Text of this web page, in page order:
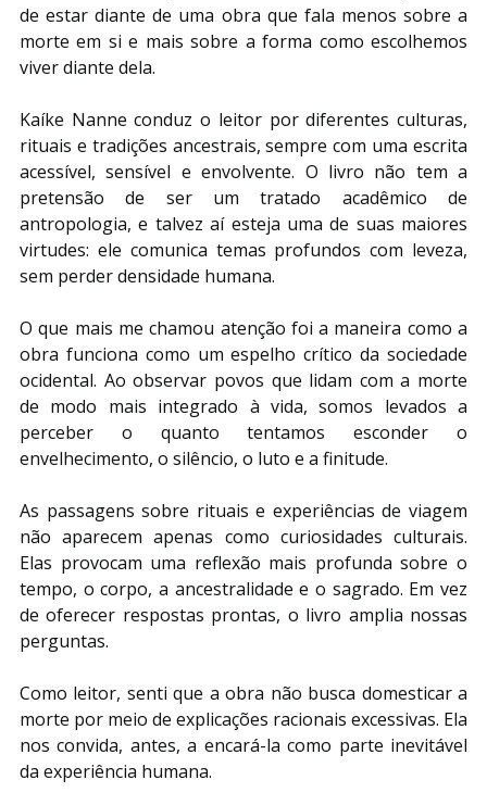
de estar diante de uma obra que fala menos sobre a
morte em si e mais sobre a forma como escolhemos
viver diante dela.
Kaíke Nanne conduz o leitor por diferentes culturas,
rituais e tradições ancestrais, sempre com uma escrita
acessível, sensível e envolvente. O livro não tem a
pretensão de ser um tratado acadêmico de
antropologia, e talvez aí esteja uma de suas maiores
virtudes: ele comunica temas profundos com leveza,
sem perder densidade humana.
O que mais me chamou atenção foi a maneira como a
obra funciona como um espelho crítico da sociedade
ocidental. Ao observar povos que lidam com a morte
de modo mais integrado à vida, somos levados a
perceber o quanto tentamos esconder o
envelhecimento, o silêncio, o luto e a finitude.
As passagens sobre rituais e experiências de viagem
não aparecem apenas como curiosidades culturais.
Elas provocam uma reflexão mais profunda sobre o
tempo, o corpo, a ancestralidade e o sagrado. Em vez
de oferecer respostas prontas, o livro amplia nossas
perguntas.
Como leitor, senti que a obra não busca domesticar a
morte por meio de explicações racionais excessivas. Ela
nos convida, antes, a encará-la como parte inevitável
da experiência humana.